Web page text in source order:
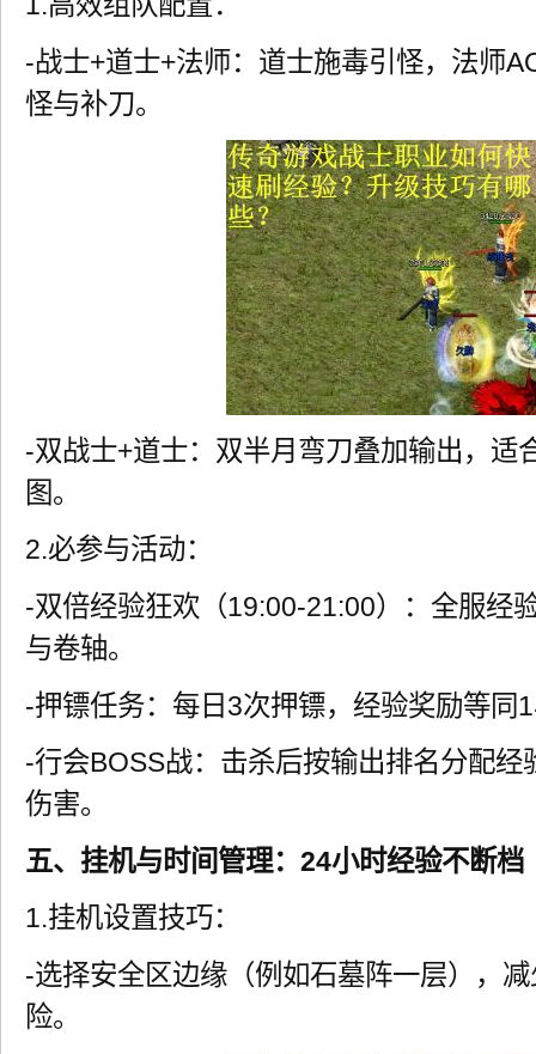
-战士+道士+法师：道士施毒引怪，法师
怪与补刀。
-双战士+道士：双半月弯刀叠加输出，适
图。
2.必参与活动：
-双倍经验狂欢（19:00-21:00）：全服经
与卷轴。
-押镖任务：每日3次押镖，经验奖励等同
-行会BOSS战：击杀后按输出排名分配经
伤害。
五、挂机与时间管理：24小时经验不断档
1.挂机设置技巧：
-选择安全区边缘（例如石墓阵一层），
险。